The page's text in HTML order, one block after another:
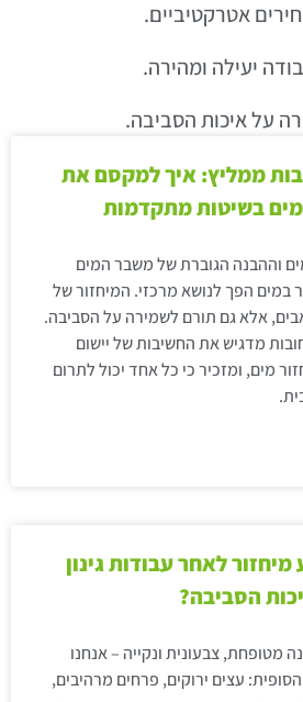
אטרקטיביים.
יעילה ומהירה.
על איכות הסביבה.
ממליץ: איך למקסם את
בשיטות מתקדמות
וההבנה הגוברת של משבר המים
במים הפך לנושא מרכזי. המיחזור של
אלא גם תורם לשמירה על הסביבה.
מדגיש את החשיבות של יישום
מים, ומזכיר כי כל אחד יכול לתרום
לאחר עבודות גינון
הסביבה?
מטופחת, צבעונית ונקייה – אנחנו
עצים ירוקים, פרחים מרהיבים,